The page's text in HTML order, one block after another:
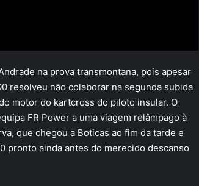
na prova transmontana, pois apesar
resolveu não colaborar na segunda subida
motor do kartcross do piloto insular. O
FR Power a uma viagem relâmpago à
que chegou a Boticas ao fim da tarde e
pronto ainda antes do merecido descanso